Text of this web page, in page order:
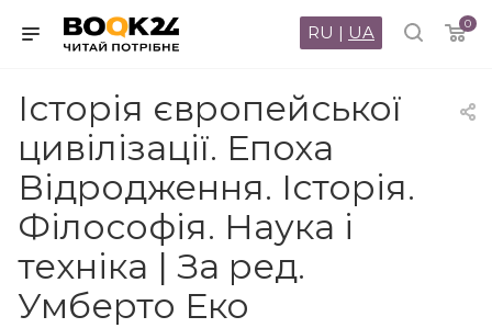
0
RU | UA
Історія європейської
цивілізації. Епоха
Відродження. Історія.
Філософія. Наука і
техніка | За ред.
Умберто Еко